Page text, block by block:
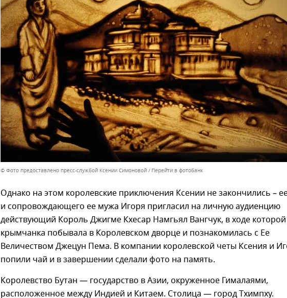
© Фото предоставлено пресс-службой Ксении Симоновой Перейти в фотобанк
Однако на этом королевские приключения Ксении не закончились –
и сопровождающего ее мужа Игоря пригласил на личную аудиенцию
действующий Король Джигме Кхесар Намгьял Вангчук, в ходе которой
крымчанка побывала в Королевском дворце и познакомилась с Ее
Величеством Джецун Пема. В компании королевской четы Ксения и
попили чай и в завершении сделали фото на память.
Королевство Бутан — государство в Азии, окруженное Гималаями,
расположенное между Индией и Китаем. Столица — город Тхимпху.